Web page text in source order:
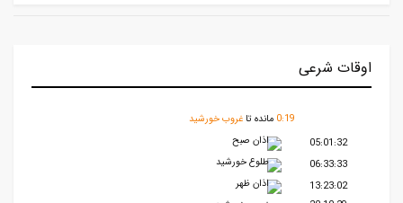
اوقات شرعی
0:19 مانده تا غروب خورشید
05:01:32
اذان صبح
06:33:33
طلوع خورشید
13:23:02
اذان ظهر